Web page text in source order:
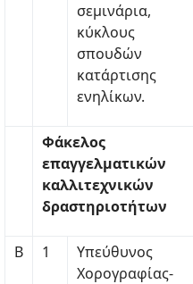
σεμινάρια,
κύκλους
σπουδών
κατάρτισης
ενηλίκων.
Φάκελος
επαγγελματικών
καλλιτεχνικών
δραστηριοτήτων
Β 1
Υπεύθυνος
Χορογραφίας-